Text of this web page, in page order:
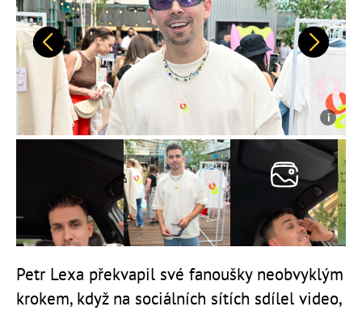
Předchozí Další
Petr Lexa překvapil své fanoušky neobvyklým
krokem, když na sociálních sítích sdílel video,